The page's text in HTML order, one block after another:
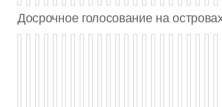
Досрочное голосование на